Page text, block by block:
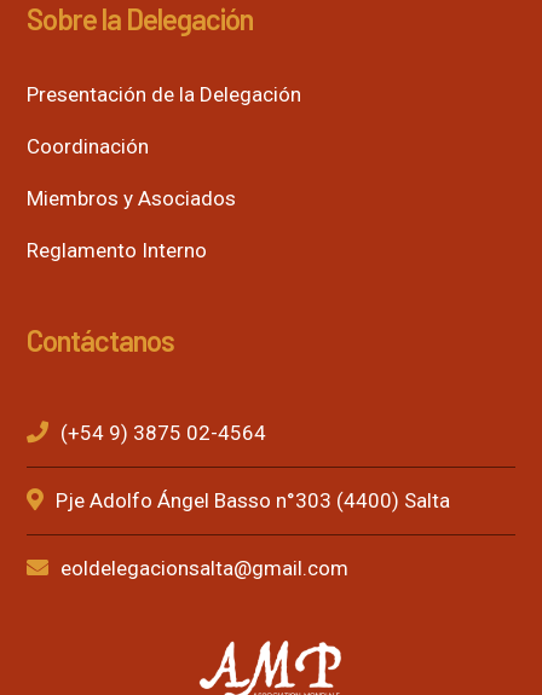
Sobre la Delegación
Presentación de la Delegación
Coordinación
Miembros y Asociados
Reglamento Interno
Contáctanos
(+54 9) 3875 02-4564
Pje Adolfo Ángel Basso n°303 (4400) Salta
eoldelegacionsalta@gmail.com